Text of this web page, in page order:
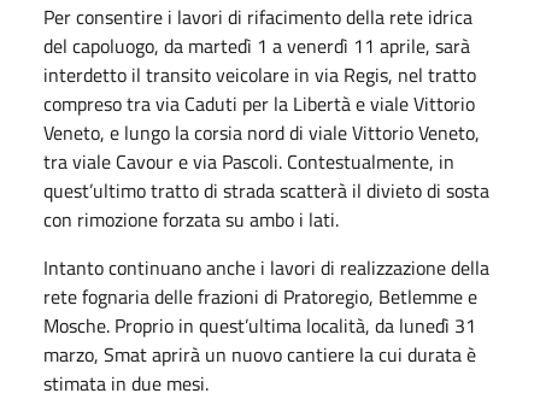
Per consentire i lavori di rifacimento della rete idrica
del capoluogo, da martedì 1 a venerdì 11 aprile, sarà
interdetto il transito veicolare in via Regis, nel tratto
compreso tra via Caduti per la Libertà e viale Vittorio
Veneto, e lungo la corsia nord di viale Vittorio Veneto,
tra viale Cavour e via Pascoli. Contestualmente, in
quest’ultimo tratto di strada scatterà il divieto di sosta
con rimozione forzata su ambo i lati.
Intanto continuano anche i lavori di realizzazione della
rete fognaria delle frazioni di Pratoregio, Betlemme e
Mosche. Proprio in quest’ultima località, da lunedì 31
marzo, Smat aprirà un nuovo cantiere la cui durata è
stimata in due mesi.